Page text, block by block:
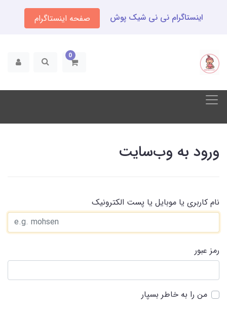
اینستاگرام نی نی شیک پوش صفحه اینستاگرام
0
ورود به وب‌سایت
نام کاربری یا موبایل یا پست الکترونیک
رمز عبور
من را به خاطر بسپار